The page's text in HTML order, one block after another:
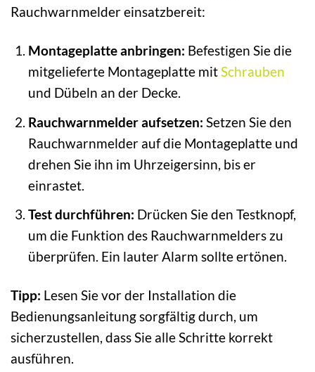
Rauchwarnmelder einsatzbereit:
Montageplatte anbringen: Befestigen Sie die
mitgelieferte Montageplatte mitSchrauben
und Dübeln an der Decke.
Rauchwarnmelder aufsetzen: Setzen Sie den
Rauchwarnmelder auf die Montageplatte und
drehen Sie ihn im Uhrzeigersinn, bis er
einrastet.
Test durchführen: Drücken Sie den Testknopf,
um die Funktion des Rauchwarnmelders zu
überprüfen. Ein lauter Alarm sollte ertönen.
Tipp: Lesen Sie vor der Installation die
Bedienungsanleitung sorgfältig durch, um
sicherzustellen, dass Sie alle Schritte korrekt
ausführen.